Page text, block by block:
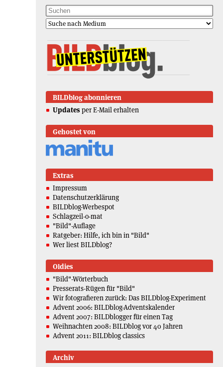
BILDblog abonnieren
Updates per E-Mail erhalten
Gehostet von
Extras
Impressum
Datenschutzerklärung
BILDblog-Werbespot
Schlagzeil-o-mat
"Bild"-Auflage
Ratgeber: Hilfe, ich bin in "Bild"
Wer liest BILDblog?
Oldies
"Bild"-Wörterbuch
Presserats-Rügen für "Bild"
Wir fotografieren zurück: Das BILDblog-Experiment
Advent 2006: BILDblog-Adventskalender
Advent 2007: BILDblogger für einen Tag
Weihnachten 2008: BILDblog vor 40 Jahren
Advent 2011: BILDblog classics
Archiv